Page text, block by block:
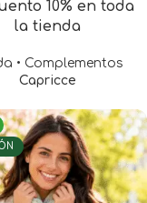
10% en toda
la tienda
• Complementos
Capricce